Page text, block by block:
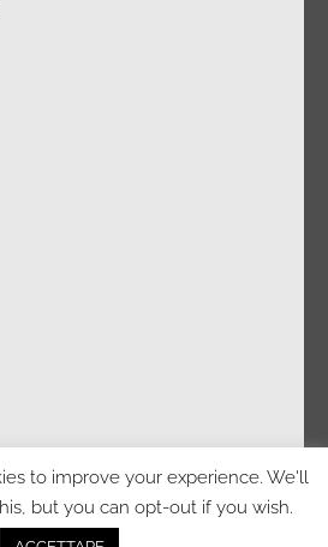
vendita marchi contatti
to improve your experience. We'll
but you can opt-out if you wish.